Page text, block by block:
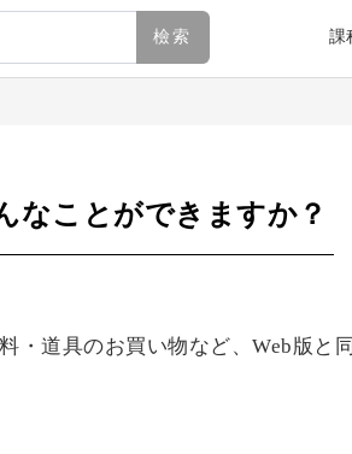
檢索 課
なことができますか？
・道具のお買い物など、Web版と